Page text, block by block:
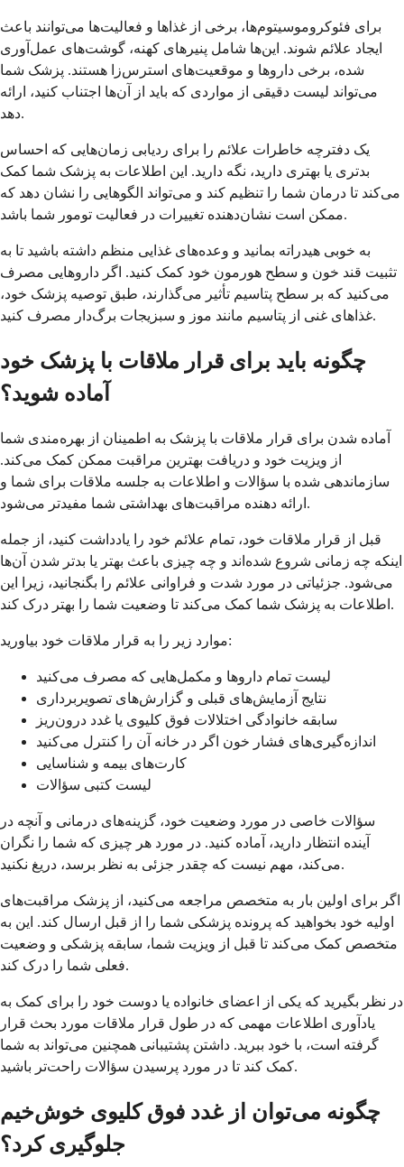
برای فئوکروموسیتوم‌ها، برخی از غذاها و فعالیت‌ها می‌توانند باعث
ایجاد علائم شوند. این‌ها شامل پنیرهای کهنه، گوشت‌های عمل‌آوری
شده، برخی داروها و موقعیت‌های استرس‌زا هستند. پزشک شما
می‌تواند لیست دقیقی از مواردی که باید از آن‌ها اجتناب کنید، ارائه
دهد.
یک دفترچه خاطرات علائم را برای ردیابی زمان‌هایی که احساس
بدتری یا بهتری دارید، نگه دارید. این اطلاعات به پزشک شما کمک
می‌کند تا درمان شما را تنظیم کند و می‌تواند الگوهایی را نشان دهد که
ممکن است نشان‌دهنده تغییرات در فعالیت تومور شما باشد.
به خوبی هیدراته بمانید و وعده‌های غذایی منظم داشته باشید تا به
تثبیت قند خون و سطح هورمون خود کمک کنید. اگر داروهایی مصرف
می‌کنید که بر سطح پتاسیم تأثیر می‌گذارند، طبق توصیه پزشک خود،
غذاهای غنی از پتاسیم مانند موز و سبزیجات برگ‌دار مصرف کنید.
چگونه باید برای قرار ملاقات با پزشک خود
آماده شوید؟
آماده شدن برای قرار ملاقات با پزشک به اطمینان از بهره‌مندی شما
از ویزیت خود و دریافت بهترین مراقبت ممکن کمک می‌کند.
سازماندهی شده با سؤالات و اطلاعات به جلسه ملاقات برای شما و
ارائه دهنده مراقبت‌های بهداشتی شما مفیدتر می‌شود.
قبل از قرار ملاقات خود، تمام علائم خود را یادداشت کنید، از جمله
اینکه چه زمانی شروع شده‌اند و چه چیزی باعث بهتر یا بدتر شدن آن‌ها
می‌شود. جزئیاتی در مورد شدت و فراوانی علائم را بگنجانید، زیرا این
اطلاعات به پزشک شما کمک می‌کند تا وضعیت شما را بهتر درک کند.
موارد زیر را به قرار ملاقات خود بیاورید:
لیست تمام داروها و مکمل‌هایی که مصرف می‌کنید
نتایج آزمایش‌های قبلی و گزارش‌های تصویربرداری
سابقه خانوادگی اختلالات فوق کلیوی یا غدد درون‌ریز
اندازه‌گیری‌های فشار خون اگر در خانه آن را کنترل می‌کنید
کارت‌های بیمه و شناسایی
لیست کتبی سؤالات
سؤالات خاصی در مورد وضعیت خود، گزینه‌های درمانی و آنچه در
آینده انتظار دارید، آماده کنید. در مورد هر چیزی که شما را نگران
می‌کند، مهم نیست که چقدر جزئی به نظر برسد، دریغ نکنید.
اگر برای اولین بار به متخصص مراجعه می‌کنید، از پزشک مراقبت‌های
اولیه خود بخواهید که پرونده پزشکی شما را از قبل ارسال کند. این به
متخصص کمک می‌کند تا قبل از ویزیت شما، سابقه پزشکی و وضعیت
فعلی شما را درک کند.
در نظر بگیرید که یکی از اعضای خانواده یا دوست خود را برای کمک به
یادآوری اطلاعات مهمی که در طول قرار ملاقات مورد بحث قرار
گرفته است، با خود ببرید. داشتن پشتیبانی همچنین می‌تواند به شما
کمک کند تا در مورد پرسیدن سؤالات راحت‌تر باشید.
چگونه می‌توان از غدد فوق کلیوی خوش‌خیم
جلوگیری کرد؟